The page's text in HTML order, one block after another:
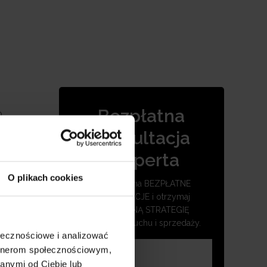
O plikach cookies
i analizować
społecznościowym,
od Ciebie lub
Bezpłatna
konsultacja
eksperta
Umów się na BEZPŁATNE
KONSULTACJE i otrzymaj
SKUTECZNĄ STRATEGIĘ
zwiększenia ruchu i sprzedaży.